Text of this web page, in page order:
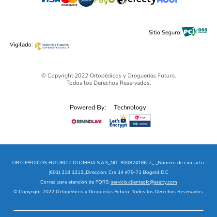
Cuidado Personal
Sitio Seguro:
Vigilado:
© Copyright 2022 Ortopédicos y Droguerías Futuro.
Todos los Derechos Reservados.
Powered By: Technology
ORTOPÉDICOS FUTURO COLOMBIA S.A.S_NIT: 900824186-2_ _Número de contacto:
(601) 218 1212_Dirección: Cra 14 #79-71 Bogotá D.C
Correo para atención de PQRS: servicio.clienteofc@essity.com
© Copyright 2022 Ortopédicos y Droguerías Futuro. Todos los Derechos Reservados.